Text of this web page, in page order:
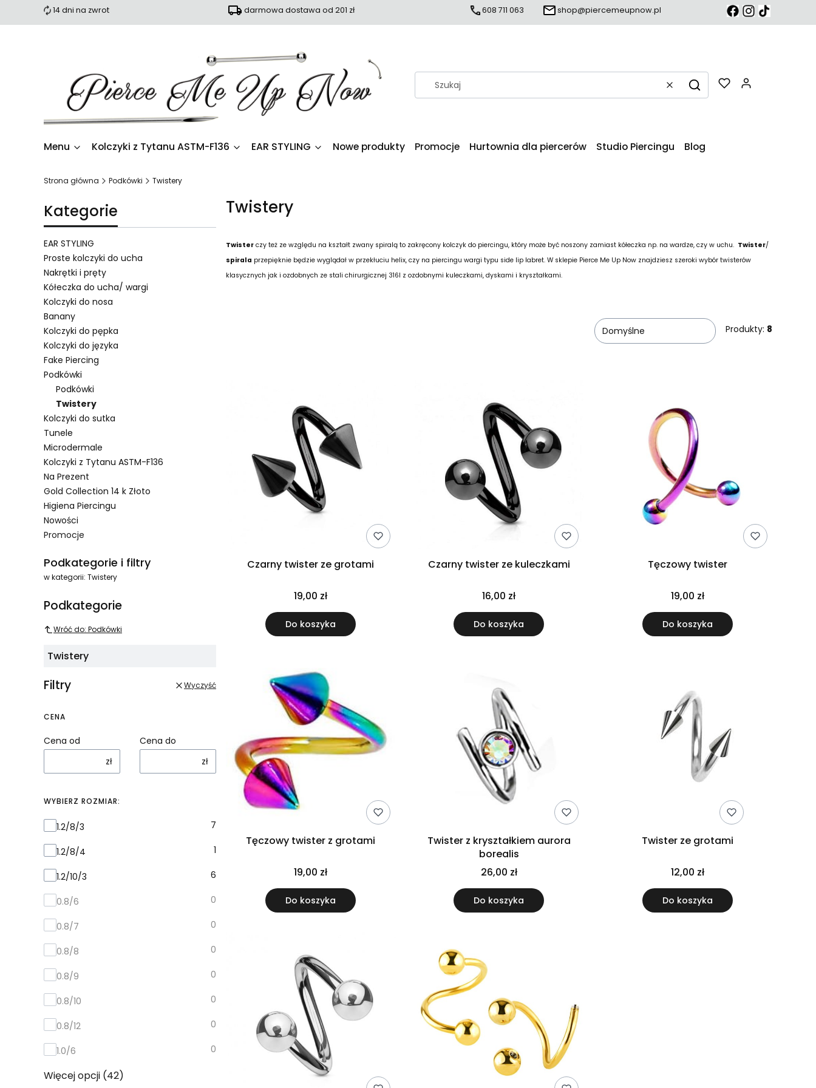
14 dni na zwrot darmowa dostawa od 201 zł 608 711 063 shop@piercemeupnow.pl
WyczyśćSzukaj
Menu Kolczyki z Tytanu ASTM-F136 EAR STYLING Nowe produkty Promocje Hurtownia dla piercerów Studio Piercingu Blog
Strona główna Podkówki Twistery
Kategorie
EAR STYLING
Proste kolczyki do ucha
Nakrętki i pręty
Kółeczka do ucha/ wargi
Kolczyki do nosa
Banany
Kolczyki do pępka
Kolczyki do języka
Fake Piercing
Podkówki
Podkówki
Twistery
Kolczyki do sutka
Tunele
Microdermale
Kolczyki z Tytanu ASTM-F136
Na Prezent
Gold Collection 14 k Złoto
Higiena Piercingu
Nowości
Promocje
Podkategorie i filtry
w kategorii: Twistery
Podkategorie
Wróć do: Podkówki
Twistery
Filtry Wyczyść
CENA
Cena od
zł
Cena do
zł
WYBIERZ ROZMIAR:
Wybierz rozmiar:
1.2/8/3 7
1.2/8/4 1
1.2/10/3 6
0.8/6 0
0.8/7 0
0.8/8 0
0.8/9 0
0.8/10 0
0.8/12 0
1.0/6 0
Więcej opcji (42)
Twistery
Twister czy też ze względu na kształt zwany spiralą to zakręcony kolczyk do piercingu, który może być noszony zamiast kółeczka np. na wardze, czy w uchu. Twister/
spirala przepięknie będzie wyglądał w przekłuciu helix, czy na piercingu wargi typu side lip labret. W sklepie Pierce Me Up Now znajdziesz szeroki wybór twisterów
klasycznych jak i ozdobnych ze stali chirurgicznej 316l z ozdobnymi kuleczkami, dyskami i kryształkami.
Domyślne Produkty: 8
Czarny twister ze grotami
19,00 zł
Do koszyka
Czarny twister ze kuleczkami
16,00 zł
Do koszyka
Tęczowy twister
19,00 zł
Do koszyka
Tęczowy twister z grotami
19,00 zł
Do koszyka
Twister z kryształkiem aurora
borealis
26,00 zł
Do koszyka
Twister ze grotami
12,00 zł
Do koszyka